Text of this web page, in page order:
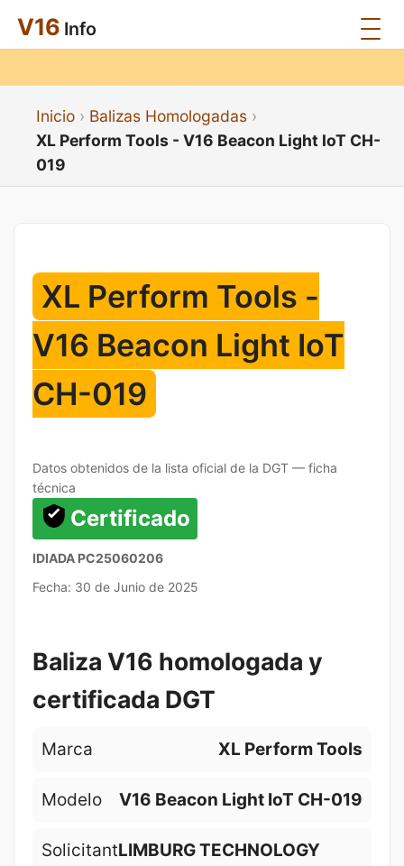
V16 Info
Inicio
Balizas Homologadas
XL Perform Tools - V16 Beacon Light IoT CH-
019
XL Perform Tools -
V16 Beacon Light IoT
CH-019
Datos obtenidos de la lista oficial de la DGT — ficha
técnica
Certificado
IDIADA PC25060206
Fecha: 30 de Junio de 2025
Baliza V16 homologada y
certificada DGT
Marca XL Perform Tools
Modelo V16 Beacon Light IoT CH-019
SolicitantLIMBURG TECHNOLOGY